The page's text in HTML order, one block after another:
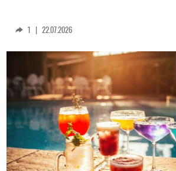
1 | 22.07.2026